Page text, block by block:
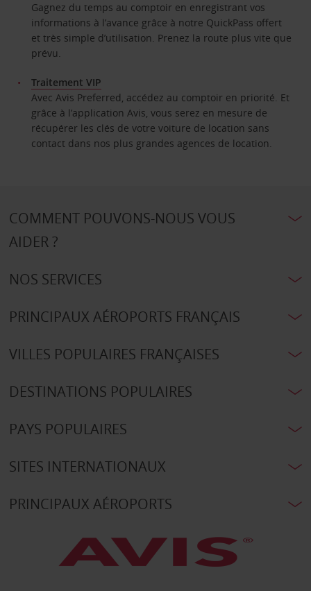
Gagnez du temps au comptoir en enregistrant vos
informations à l’avance grâce à notre QuickPass offert
et très simple d’utilisation. Prenez la route plus vite que
prévu.
Traitement VIP
Avec Avis Preferred, accédez au comptoir en priorité. Et
grâce à l’application Avis, vous serez en mesure de
récupérer les clés de votre voiture de location sans
contact dans nos plus grandes agences de location.
COMMENT POUVONS-NOUS VOUS
AIDER ?
NOS SERVICES
PRINCIPAUX AÉROPORTS FRANÇAIS
VILLES POPULAIRES FRANÇAISES
DESTINATIONS POPULAIRES
PAYS POPULAIRES
SITES INTERNATIONAUX
PRINCIPAUX AÉROPORTS